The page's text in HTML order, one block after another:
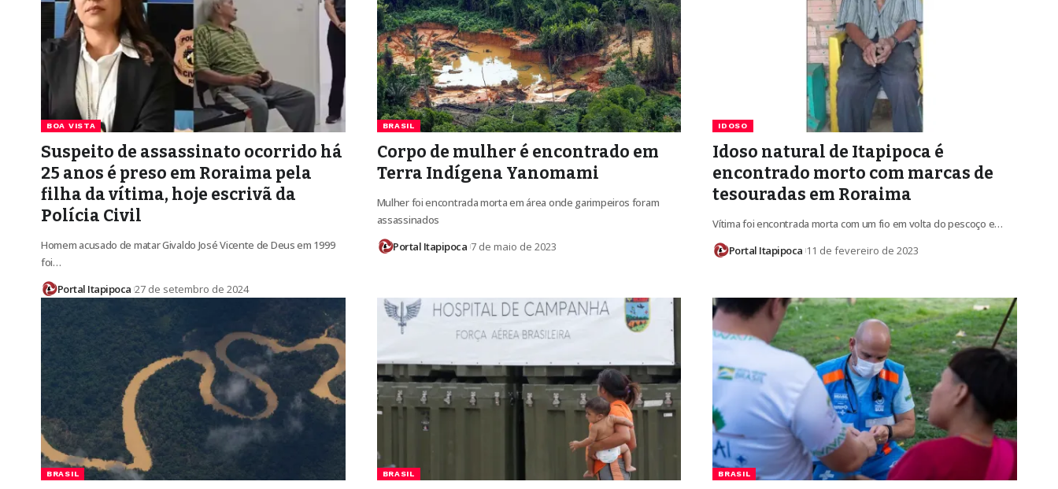
BOA VISTA
Suspeito de assassinato ocorrido há
25 anos é preso em Roraima pela
filha da vítima, hoje escrivã da
Polícia Civil
Homem acusado de matar Givaldo José Vicente de Deus em 1999
foi…
Portal Itapipoca 27 de setembro de 2024
BRASIL
Corpo de mulher é encontrado em
Terra Indígena Yanomami
Mulher foi encontrada morta em área onde garimpeiros foram
assassinados
Portal Itapipoca 7 de maio de 2023
IDOSO
Idoso natural de Itapipoca é
encontrado morto com marcas de
tesouradas em Roraima
Vítima foi encontrada morta com um fio em volta do pescoço e…
Portal Itapipoca 11 de fevereiro de 2023
BRASIL BRASIL BRASIL